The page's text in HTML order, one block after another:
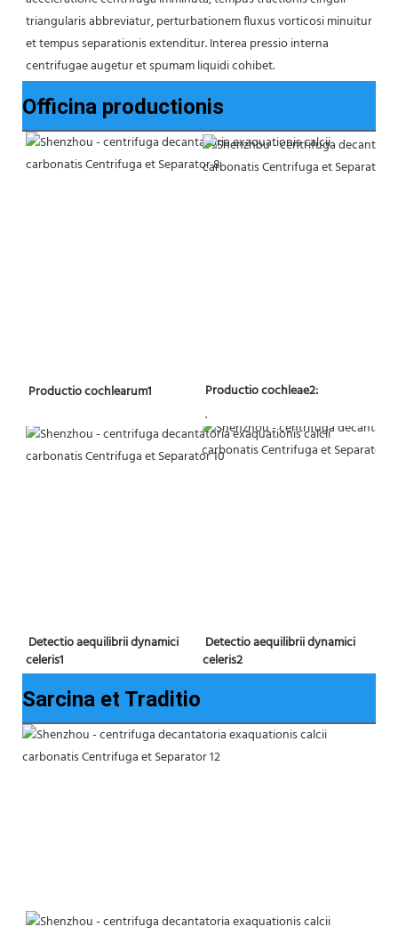
triangularis abbreviatur, perturbationem fluxus vorticosi minuitur
et tempus separationis extenditur. Interea pressio interna
centrifugae augetur et spumam liquidi cohibet.
Officina productionis
Productio cochlearum1
Productio cochleae2:
.
celeris1
Detectio aequilibrii dynamici
celeris2
Sarcina et Traditio